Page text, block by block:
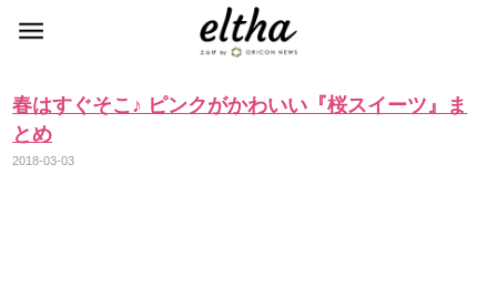
春はすぐそこ♪ ピンクがかわいい『桜スイーツ』ま
とめ
2018-03-03